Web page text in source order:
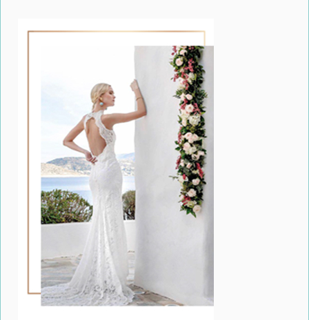
Άνδρου
Bridal Garden στο Βόλο – Όταν ο ρομαντισμός συναντά
την έμπνευση